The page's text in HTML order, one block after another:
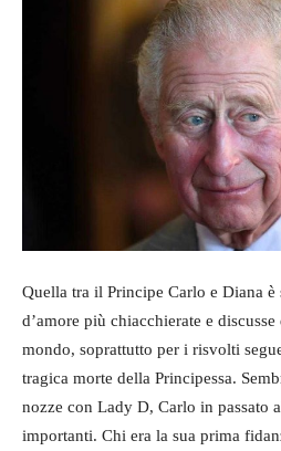
Quella tra il Principe Carlo e Diana è
d’amore più chiacchierate e
mondo, soprattutto per i risvolti
tragica morte della Principessa.
nozze con Lady D, Carlo in passato
importanti. Chi era la sua prima